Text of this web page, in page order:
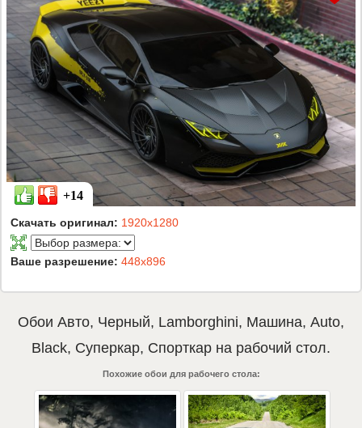
+14
Скачать оригинал: 1920x1280
Ваше разрешение: 448x896
Обои Авто, Черный, Lamborghini, Машина, Auto,
Black, Суперкар, Спорткар на рабочий стол.
Похожие обои для рабочего стола: